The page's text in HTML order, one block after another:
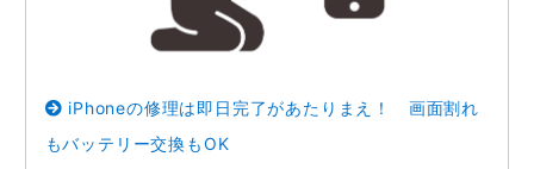
iPhoneの修理は即日完了があたりまえ！ 画面割れ
もバッテリー交換もOK